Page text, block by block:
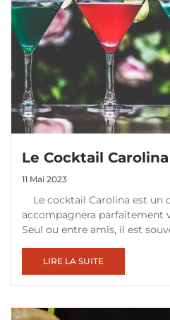
Le Cocktail Carolina
11 Mai 2023
Le cocktail Carolina est un
accompagnera parfaitement
Seul ou entre amis, il est
LIRE LA SUITE